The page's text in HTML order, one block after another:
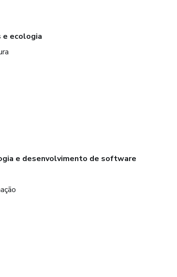
e ecologia
e desenvolvimento de software